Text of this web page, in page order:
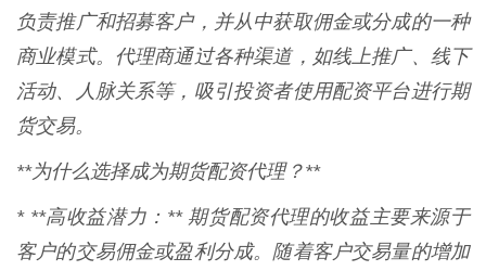
负责推广和招募客户，并从中获取佣金或分成的一种
商业模式。代理商通过各种渠道，如线上推广、线下
活动、人脉关系等，吸引投资者使用配资平台进行期
货交易。
**为什么选择成为期货配资代理？**
* **高收益潜力：** 期货配资代理的收益主要来源于
客户的交易佣金或盈利分成。随着客户交易量的增加